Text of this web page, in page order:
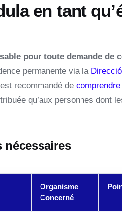
en tant
pour toute demande de
permanente via la
recommandé de
qu’aux personnes dont
nécessaires
Organisme
Concerné